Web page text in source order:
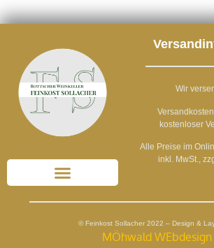
Wir
kostenloser
Alle Preise im
inkl. MwSt.,
© Feinkost Sollacher 2022 – Design &
MÖhwald WEbdesign